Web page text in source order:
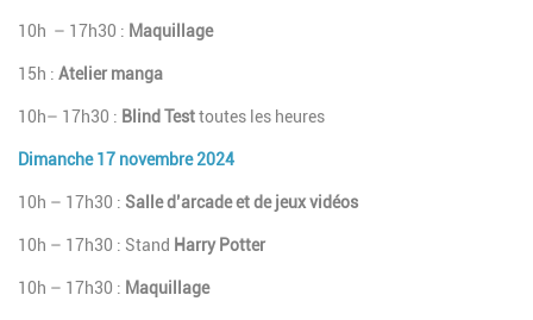
10h – 17h30 : Maquillage
15h : Atelier manga
10h– 17h30 : Blind Testtoutes les heures
Dimanche 17 novembre 2024
10h – 17h30 : Salle d’arcade et de jeux vidéos
10h – 17h30 : Stand Harry Potter
10h – 17h30 : Maquillage